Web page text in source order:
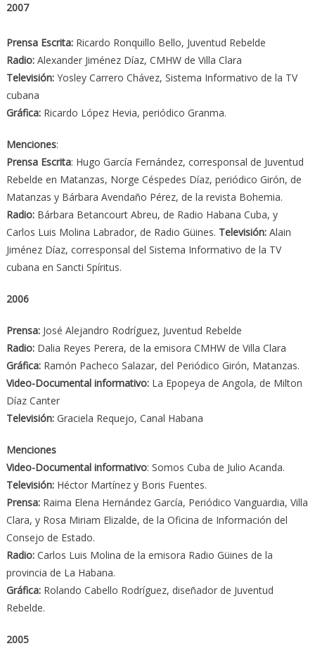
2007
Prensa Escrita:Ricardo Ronquillo Bello, Juventud Rebelde
Radio:Alexander Jiménez Díaz, CMHW de Villa Clara
Televisión:Yosley Carrero Chávez, Sistema Informativo de la TV
cubana
Gráfica:Ricardo López Hevia, periódico Granma.
Menciones:
Prensa Escrita: Hugo García Fernández, corresponsal de Juventud
Rebelde en Matanzas, Norge Céspedes Díaz, periódico Girón, de
Matanzas y Bárbara Avendaño Pérez, de la revista Bohemia.
Radio:Bárbara Betancourt Abreu, de Radio Habana Cuba, y
Carlos Luis Molina Labrador, de Radio Güines. Televisión:Alain
Jiménez Díaz, corresponsal del Sistema Informativo de la TV
cubana en Sancti Spíritus.
2006
Prensa:José Alejandro Rodríguez, Juventud Rebelde
Radio:Dalia Reyes Perera, de la emisora CMHW de Villa Clara
Gráfica:Ramón Pacheco Salazar, del Periódico Girón, Matanzas.
Video-Documental informativo:La Epopeya de Angola, de Milton
Díaz Canter
Televisión:Graciela Requejo, Canal Habana
Menciones
Video-Documental informativo: Somos Cuba de Julio Acanda.
Televisión:Héctor Martínez y Boris Fuentes.
Prensa:Raima Elena Hernández García, Periódico Vanguardia, Villa
Clara, y Rosa Miriam Elizalde, de la Oficina de Información del
Consejo de Estado.
Radio:Carlos Luis Molina de la emisora Radio Güines de la
provincia de La Habana.
Gráfica:Rolando Cabello Rodríguez, diseñador de Juventud
Rebelde.
2005